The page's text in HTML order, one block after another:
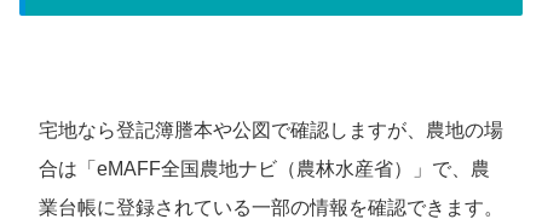
宅地なら登記簿謄本や公図で確認しますが、農地の場
合は「eMAFF全国農地ナビ（農林水産省）」で、農
業台帳に登録されている一部の情報を確認できます。